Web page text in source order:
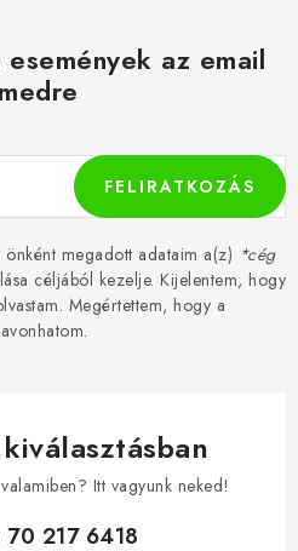
az email
megadott adataim a(z) *cég
céljából kezelje. Kijelentem, hogy
Megértettem, hogy a
FELIRATKOZÁS
Itt vagyunk neked!
217 6418